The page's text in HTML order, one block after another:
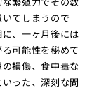
てしまうので
、一ヶ月後には
可能性を秘めて
損傷、食中毒な
った、深刻な問